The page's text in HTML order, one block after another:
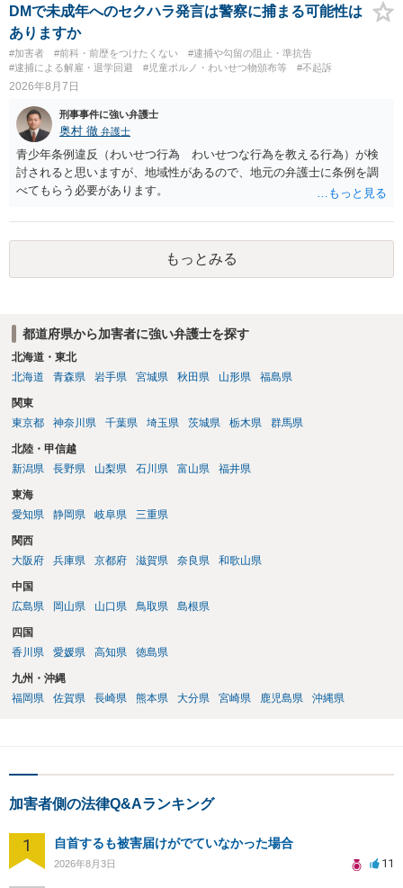
故意があると判断されることは無いかと思います。 ②逮捕、呼び出し
の可能性 この行為により、痴漢やその他の犯罪を犯したとして、逮
捕、呼び出しされる可能性はどれほどでしょうか？ 誤って当たってし
まっただけであり、さらにその場で女性等のアクションが無かったこ
とからすると、この後に呼び出される可能性は極めて低いと思いま
能性があると考えれば良いのでしょうか？ 逮捕や呼び出しの可能性は
極めて低いと思います。 連絡が来ることはないでしょう。
DMで未成年へのセクハラ発言は警察に捕まる可能性は
ありますか
#加害者 #前科・前歴をつけたくない
#逮捕や勾留の阻止・準抗告
#逮捕による解雇・退学回避
#児童ポルノ・わいせつ物頒布等 #不起訴
2026年8月7日
刑事事件に強い弁護士
奥村 徹 弁護士
青少年条例違反（わいせつ行為 わいせつな行為を教える行為）が検
討されると思いますが、地域性があるので、地元の弁護士に条例を調
べてもらう必要があります。
もっとみる
都道府県から加害者に強い弁護士を探す
北海道・東北
北海道
青森県 岩手県 宮城県 秋田県 山形県 福島県
関東
東京都
神奈川県 千葉県 埼玉県 茨城県 栃木県 群馬県
北陸・甲信越
新潟県
長野県 山梨県 石川県 富山県 福井県
東海
愛知県
静岡県 岐阜県 三重県
関西
大阪府
兵庫県 京都府 滋賀県 奈良県 和歌山県
中国
広島県
岡山県 山口県 鳥取県 島根県
四国
香川県
愛媛県 高知県 徳島県
九州・沖縄
福岡県
佐賀県 長崎県 熊本県 大分県 宮崎県 鹿児島県 沖縄県
加害者側の法律Q&Aランキング
1 自首するも被害届けがでていなかった場合
2026年8月3日 11